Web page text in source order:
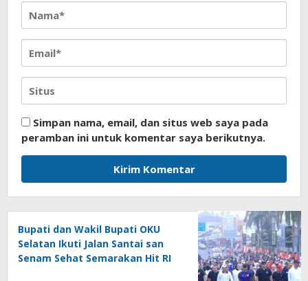
Simpan nama, email, dan situs web saya pada
peramban ini untuk komentar saya berikutnya.
Bupati dan Wakil Bupati OKU
Selatan Ikuti Jalan Santai san
Senam Sehat Semarakan Hit RI